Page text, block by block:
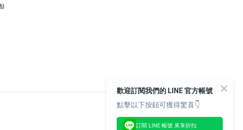
)
歡迎訂閱我們的 LINE 官方帳號
點擊以下按鈕可獲得驚喜👇
訂閱 LINE 帳號 來享折扣